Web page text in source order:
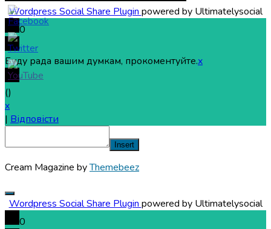
Wordpress Social Share Plugin powered by Ultimatelysocial
0
Буду рада вашим думкам, прокоментуйте.x
()
x
| Відповісти
Insert
Cream Magazine byThemebeez
Wordpress Social Share Plugin powered by Ultimatelysocial
0